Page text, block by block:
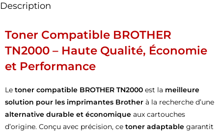
Description
Toner Compatible BROTHER
TN2000 – Haute Qualité, Économie
et Performance
Le toner compatible BROTHER TN2000 est la meilleure
solution pour les imprimantes Brother à la recherche d’une
alternative durable et économique aux cartouches
d’origine. Conçu avec précision, ce toner adaptable garantit